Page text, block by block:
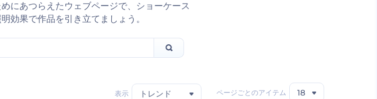
にあつらえたウェブページで、ショーケース
効果で作品を引き立てましょう。
表示 トレンド ページごとのアイテム 18